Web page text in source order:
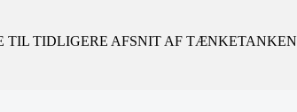
TIL TIDLIGERE AFSNIT AF TÆNKETANKEN